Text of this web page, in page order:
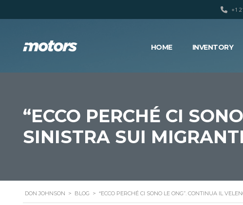
+1
HOME INVENTORY
“ECCO PERCHÉ CI
SINISTRA SUI MIGRANTI
DON JOHNSON > BLOG > “ECCO PERCHÉ CI SONO LE ONG”. CONTINUA IL